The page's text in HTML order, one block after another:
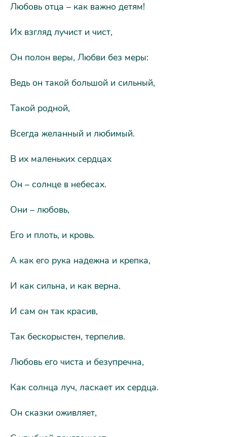
Любовь отца – как важно детям!
Их взгляд лучист и чист,
Он полон веры, Любви без меры:
Ведь он такой большой и сильный,
Такой родной,
Всегда желанный и любимый.
В их маленьких сердцах
Он – солнце в небесах.
Они – любовь,
Его и плоть, и кровь.
А как его рука надежна и крепка,
И как сильна, и как верна.
И сам он так красив,
Так бескорыстен, терпелив.
Любовь его чиста и безупречна,
Как солнца луч, ласкает их сердца.
Он сказки оживляет,